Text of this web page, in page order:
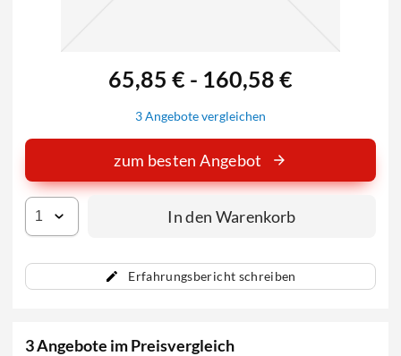
Erfahrungsbericht schreiben
65,85 € - 160,58 €
3 Angebote vergleichen
zum besten Angebot
In den Warenkorb
3 Angebote im Preisvergleich